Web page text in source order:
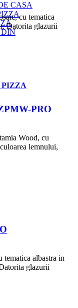
CASA
DIN
PIZZA
cu tematica
Datorita glazurii
PRO
Wood, cu
lemnului,
albastra in
glazurii